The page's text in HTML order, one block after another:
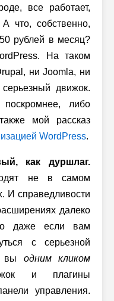
все работает,
что, собственно,
рублей в месяц?
На таком
ни Joomla, ни
движок.
либо
мой рассказ
WordPress.
как дуршлаг.
не в самом
И справедливости
далеко
даже если вам
с серьезной
вы одним кликом
и плагины
управления.